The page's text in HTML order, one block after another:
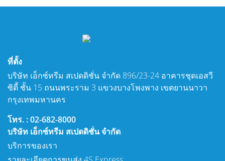
ที่ตั้ง
บริษัท เอ็กซ์ทรีม สเปดดิชั่น จำกัด 896/23-24 อาคารชุดเอสวี
ซิตี้ ชั้น 15 ถนนพระราม 3 แขวงบางโพงพาง เขตยานนาวา
กรุงเทพมหานคร
โทร. : 02-682-8000
บริษัท เอ็กซ์ทรีม สเปดดิชั่น จำกัด
บริการของเรา